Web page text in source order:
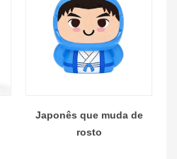
Japonês que muda de
rosto